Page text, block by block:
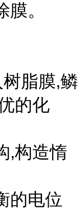
。
脂膜,鳞
的化
,构造惰
的电位